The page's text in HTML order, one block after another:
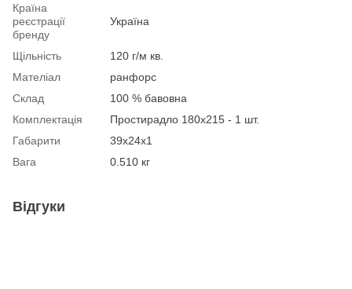
Країна
реєстрації
бренду
Україна
Щільність
120 г/м кв.
Мателіал
ранфорс
Склад
100 % бавовна
Комплектація
Простирадло 180х215 - 1 шт.
Габарити
39х24х1
Вага
0.510 кг
Відгуки